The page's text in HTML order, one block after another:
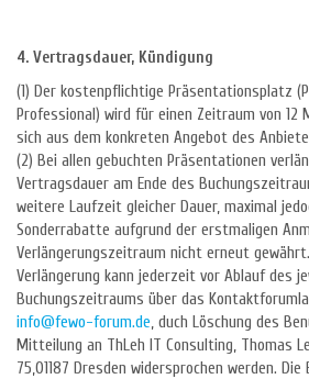
4. Vertragsdauer, Kündigung
(1) Der kostenpflichtige Präsentationsplatz
Professional) wird für einen Zeitraum von 12
sich aus dem konkreten Angebot des
(2) Bei allen gebuchten Präsentationen
Vertragsdauer am Ende des
weitere Laufzeit gleicher Dauer, maximal
Sonderrabatte aufgrund der erstmaligen
Verlängerungszeitraum nicht erneut
Verlängerung kann jederzeit vor Ablauf des
Buchungszeitraums über das
info@fewo-forum.de, duch Löschung des
Mitteilung an ThLeh IT Consulting, Thomas
75,01187 Dresden widersprochen werden.